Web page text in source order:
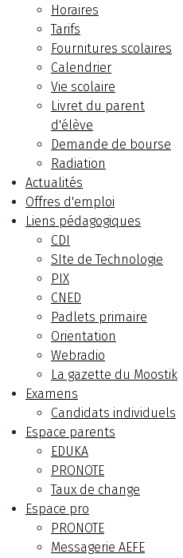
Horaires
Tarifs
Fournitures scolaires
Calendrier
Vie scolaire
Livret du parent
d'élève
Demande de bourse
Radiation
Actualités
Offres d'emploi
Liens pédagogiques
CDI
SIte de Technologie
PIX
CNED
Padlets primaire
Orientation
Webradio
La gazette du Moostik
Examens
Candidats individuels
Espace parents
EDUKA
PRONOTE
Taux de change
Espace pro
PRONOTE
Messagerie AEFE